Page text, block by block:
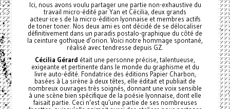
Ici, nous avons voulu partager une partie non-exhaustive du
travail micro-édité par Yan et Cécilia, deux grands
acteur·ice·s de la micro-édition lyonnaise et membres actifs
de toner toner. Nos deux ami·es ont décidé de se délocaliser
définitivement dans un paradis postalo-graphique du côté de
la ceinture gothique d’orion. Voici notre hommage spontané,
réalisé avec tendresse depuis GZ.
Cécilia Gérard était une personne précise, talentueuse,
exigeante et pertinente dans le monde du graphisme et du
livre auto-édité. Fondatrice des éditions Papier Charbon,
basées à La sirène à deux têtes, elle éditait et publiait de
nombreux ouvrages très soignés, donnant une voix sensible
à une scène bien spécifique de la poésie lyonnaise, dont elle
faisait partie. Ceci n’est qu’une partie de ses nombreuses